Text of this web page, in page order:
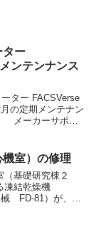
ター
ンテンナンス
ター FACSVerse
の定期メンテナン
メーカーサポー
維持できると思
室）の修理
（基礎研究棟２
凍結乾燥機
械 FD-81）が、現